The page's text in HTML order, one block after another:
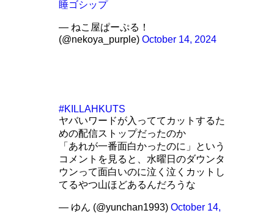
睡ゴシップ
— ねこ屋ぱーぷる！
(@nekoya_purple) October 14, 2024
#KILLAHKUTS
ヤバいワードが入っててカットするた
めの配信ストップだったのか
「あれが一番面白かったのに」という
コメントを見ると、水曜日のダウンタ
ウンって面白いのに泣く泣くカットし
てるやつ山ほどあるんだろうな
— ゆん (@yunchan1993) October 14,